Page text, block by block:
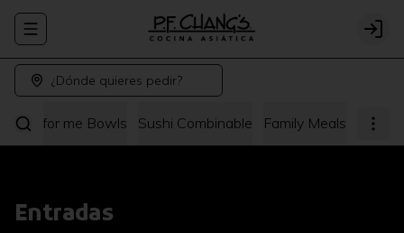
Abrir menu de navegación Login
¿Dónde quieres pedir?
for me Bowls Sushi Combinable Family Meals
Entradas